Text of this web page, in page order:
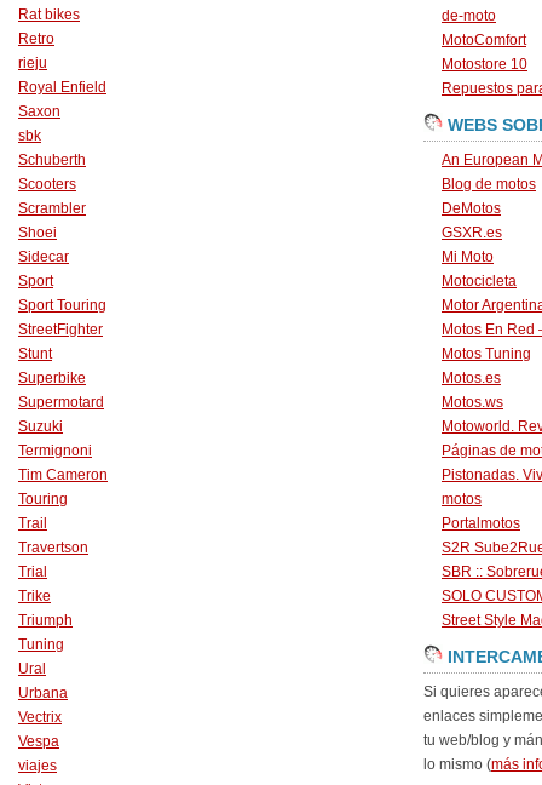
Rat bikes
Retro
rieju
Royal Enfield
Saxon
sbk
Schuberth
Scooters
Scrambler
Shoei
Sidecar
Sport
Sport Touring
StreetFighter
Stunt
Superbike
Supermotard
Suzuki
Termignoni
Tim Cameron
Touring
Trail
Travertson
Trial
Trike
Triumph
Tuning
Ural
Urbana
Vectrix
Vespa
viajes
de-moto
MotoComfort
Motostore 10
Repuestos
WEBS
An European
Blog de motos
DeMotos
GSXR.es
Mi Moto
Motocicleta
Motor
Motos En Red
Motos Tuning
Motos.es
Motos.ws
Motoworld.
Páginas de
Pistonadas.
motos
Portalmotos
S2R
SBR ::
SOLO
Street Style
Si quieres
enlaces
tu web/blog y
lo mismo (más